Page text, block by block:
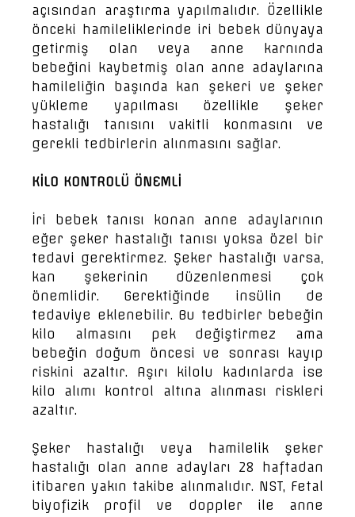
açısından araştırma yapılmalıdır. Özellikle
önceki hamileliklerinde iri bebek dünyaya
getirmiş olan veya anne karnında
bebeğini kaybetmiş olan anne adaylarına
hamileliğin başında kan şekeri ve şeker
yükleme yapılması özellikle şeker
hastalığı tanısını vakitli konmasını ve
gerekli tedbirlerin alınmasını sağlar.
KİLO KONTROLÜ ÖNEMLİ
İri bebek tanısı konan anne adaylarının
eğer şeker hastalığı tanısı yoksa özel bir
tedavi gerektirmez. Şeker hastalığı varsa,
kan şekerinin düzenlenmesi çok
önemlidir. Gerektiğinde insülin de
tedaviye eklenebilir. Bu tedbirler bebeğin
kilo almasını pek değiştirmez ama
bebeğin doğum öncesi ve sonrası kayıp
riskini azaltır. Aşırı kilolu kadınlarda ise
kilo alımı kontrol altına alınması riskleri
azaltır.
Şeker hastalığı veya hamilelik şeker
hastalığı olan anne adayları 28 haftadan
itibaren yakın takibe alınmalıdır. NST, Fetal
biyofizik profil ve doppler ile anne